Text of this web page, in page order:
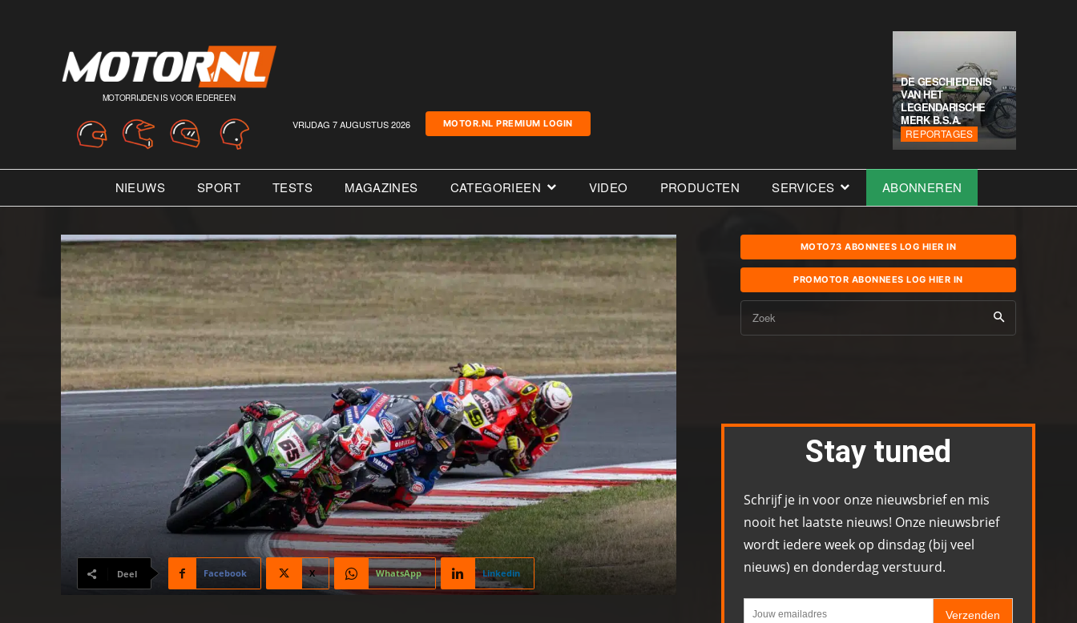
MOTORRIJDEN IS VOOR IEDEREEN
VRIJDAG 7 AUGUSTUS 2026 MOTOR.NL PREMIUM LOGIN
DE GESCHIEDENIS
VAN HET
LEGENDARISCHE
MERK B.S.A.
REPORTAGES
NIEUWS SPORT TESTS MAGAZINES CATEGORIEEN VIDEO PRODUCTEN SERVICES ABONNEREN
Deel Facebook X WhatsApp Linkedin
MOTO73 ABONNEES LOG HIER IN
PROMOTOR ABONNEES LOG HIER IN
Zoek
Stay tuned
Schrijf je in voor onze nieuwsbrief en mis
nooit het laatste nieuws! Onze nieuwsbrief
wordt iedere week op dinsdag (bij veel
nieuws) en donderdag verstuurd.
Verzenden